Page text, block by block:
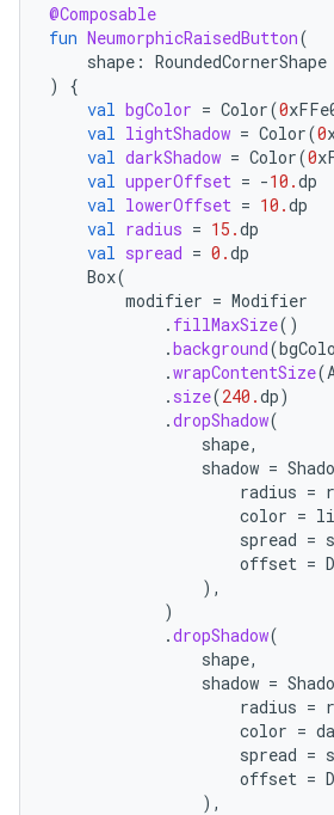
@Composable
fun NeumorphicRaisedButton(
shape : RoundedCornerShape
)
{
val bgColor = Color(0
val lightShadow = Color(0
val darkShadow = Color(0
val upperOffset = -10.dp
val lowerOffset = 10.dp
val radius = 15.dp
val spread = 0.dp
Box(
modifier = Modifier
. fillMaxSize()
.background(
.wrapContentSize(
. size(240.dp)
.dropShadow(
shape,
shadow =
radius =
color =
spread =
offset =
),
)
.dropShadow(
shape,
shadow =
radius =
color =
spread =
offset =
),